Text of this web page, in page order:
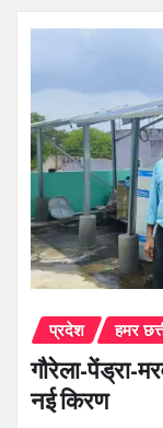
प्रदेश हमर
गौरेला-पेंड्रा-
नई किरण